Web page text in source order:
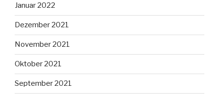
Januar 2022
Dezember 2021
November 2021
Oktober 2021
September 2021